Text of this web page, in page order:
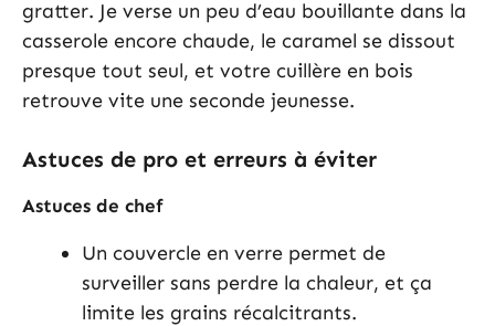
gratter. Je verse un peu d’eau bouillante dans la
casserole encore chaude, le caramel se dissout
presque tout seul, et votre cuillère en bois
retrouve vite une seconde jeunesse.
Astuces de pro et erreurs à éviter
Astuces de chef
Un couvercle en verre permet de
surveiller sans perdre la chaleur, et ça
limite les grains récalcitrants.